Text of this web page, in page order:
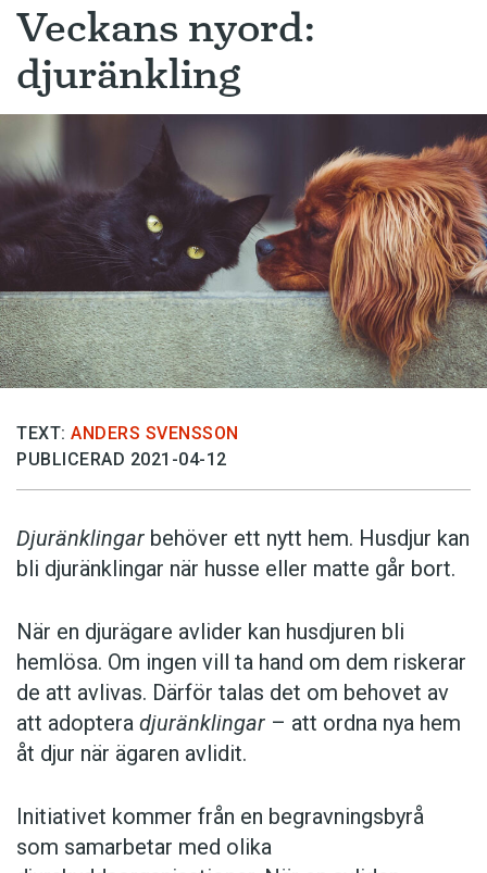
Veckans nyord:
djuränkling
TEXT: ANDERS SVENSSON
PUBLICERAD 2021-04-12
Djuränklingar behöver ett nytt hem. Husdjur kan
bli djuränklingar när husse eller matte går bort.
När en djurägare avlider kan husdjuren bli
hemlösa. Om ingen vill ta hand om dem riskerar
de att avlivas. Därför talas det om behovet av
att adoptera djuränklingar – att ordna nya hem
åt djur när ägaren avlidit.
Initiativet kommer från en begravningsbyrå
som samarbetar med olika